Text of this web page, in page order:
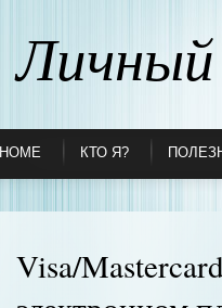
Личный
HOME КТО Я?
Visa/